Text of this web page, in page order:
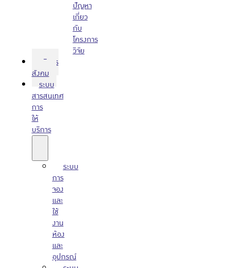
ปัญหา
เกี่ยว
กับ
โครงการ
วิจัย
บริการ
สังคม
ระบบ
สารสนเทศ
การ
ให้
บริการ
ระบบ
การ
จอง
และ
ใช้
งาน
ห้อง
และ
อุปกรณ์